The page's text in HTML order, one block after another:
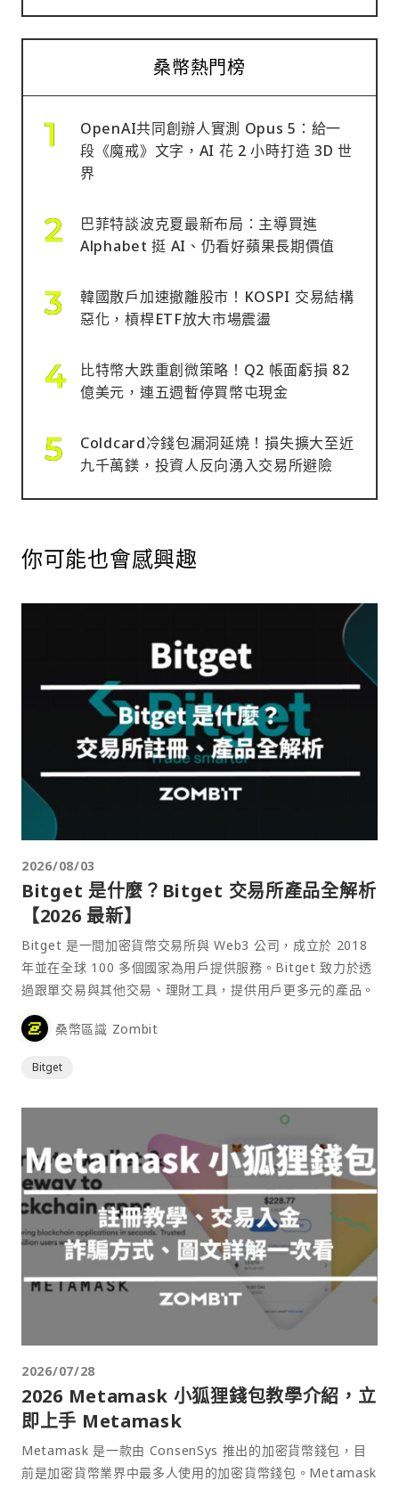
桑幣熱門榜
OpenAI共同創辦人實測 Opus 5：給一
段《魔戒》文字，AI 花 2 小時打造 3D 世
界
巴菲特談波克夏最新布局：主導買進
Alphabet 挺 AI、仍看好蘋果長期價值
韓國散戶加速撤離股市！KOSPI 交易結構
惡化，槓桿ETF放大市場震盪
比特幣大跌重創微策略！Q2 帳面虧損 82
億美元，連五週暫停買幣屯現金
Coldcard冷錢包漏洞延燒！損失擴大至近
九千萬鎂，投資人反向湧入交易所避險
你可能也會感興趣
2026/08/03
Bitget 是什麼？Bitget 交易所產品全解析
【2026 最新】
Bitget 是一間加密貨幣交易所與 Web3 公司，成立於 2018
年並在全球 100 多個國家為用戶提供服務。Bitget 致力於透
過跟單交易與其他交易、理財工具，提供用戶更多元的產品。
桑幣區識 Zombit
Bitget
2026/07/28
2026 Metamask 小狐狸錢包教學介紹，立
即上手 Metamask
Metamask 是一款由 ConsenSys 推出的加密貨幣錢包，目
前是加密貨幣業界中最多人使用的加密貨幣錢包。Metamask